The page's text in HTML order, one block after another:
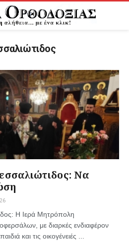
Να
Η Ιερά Μητρόπολη
με διαρκές ενδιαφέρον
και τις οικογένειές ...